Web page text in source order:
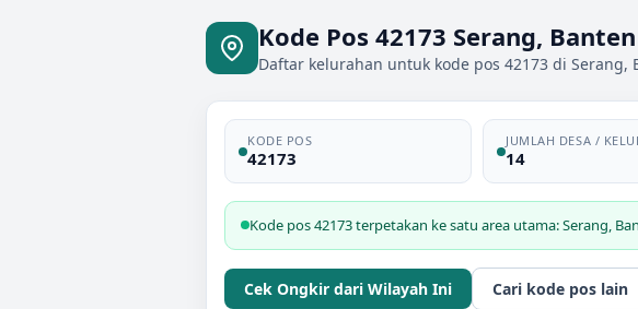
Kode Pos 42173 Serang, Banten
Daftar kelurahan untuk kode pos 42173 di Serang,
KODE POS
42173
JUMLAH DESA /
14
Kode pos 42173 terpetakan ke satu area utama: Serang,
Cek Ongkir dari Wilayah Ini Cari kode pos lain